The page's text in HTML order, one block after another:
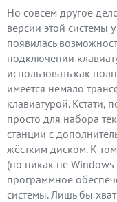
Но совсем другое
версии этой системы
появилась
подключении
использовать как
имеется немало
клавиатурой. Кстати,
просто для набора
станции с
жёстким диском. К
(но никак не Windows
программное
системы. Лишь бы